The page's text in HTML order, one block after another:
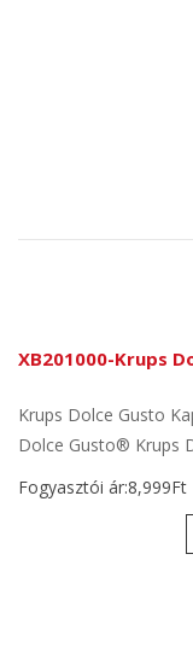
XB201000-Krups
Krups Dolce Gusto
Dolce Gusto® Krups
Fogyasztói ár:8,999Ft